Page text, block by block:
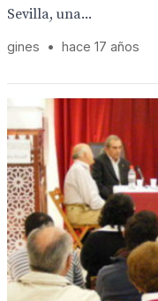
Sevilla, una...
gines • hace 17 años